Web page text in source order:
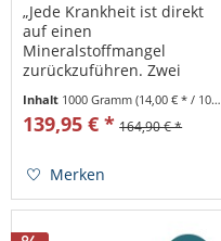
„Jede Krankheit ist direkt
auf einen
Mineralstoffmangel
zurückzuführen. Zwei
Nahrungsaufnahme sollten
Mineralstoffe sein.“ – Zitat
(zweifacher
Original Sango Meeres
Inhalt 1000 Gramm(14,00 € * / 100 Gramm)
139,95 € * 164,90 € *
Merken